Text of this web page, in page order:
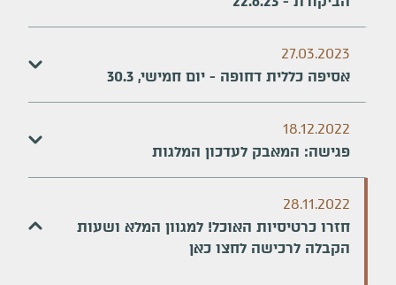
27.03.2023
אסיפה כללית דחופה - יום חמישי, 30.3
18.12.2022
פגישה: המאבק לעדכון המלגות
28.11.2022
חזרו כרטיסיות האוכל! למגוון המלא ושעות
הקבלה לרכישה לחצו כאן